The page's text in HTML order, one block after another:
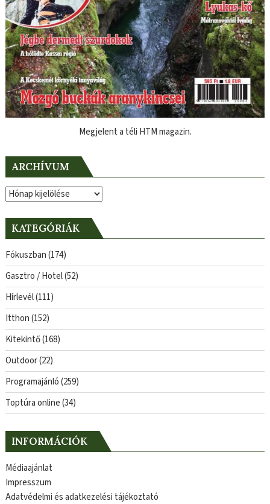
Megjelent a téli HTM magazin.
ARCHÍVUM
Archívum
KATEGÓRIÁK
Fókuszban(174)
Gasztro / Hotel(52)
Hírlevél(111)
Itthon(152)
Kitekintő(168)
Outdoor(22)
Programajánló(259)
Toptúra online(34)
INFORMÁCIÓK
Médiaajánlat
Impresszum
Adatvédelmi és adatkezelési tájékoztató